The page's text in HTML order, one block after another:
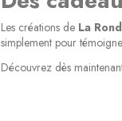
Les créations de La
simplement pour
Découvrez dès